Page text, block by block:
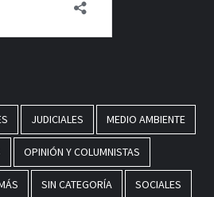
JUDICIALES MEDIO AMBIENTE
OPINIÓN Y COLUMNISTAS
SIN CATEGORÍA SOCIALES